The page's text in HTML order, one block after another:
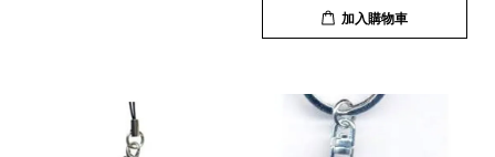
加入購物車